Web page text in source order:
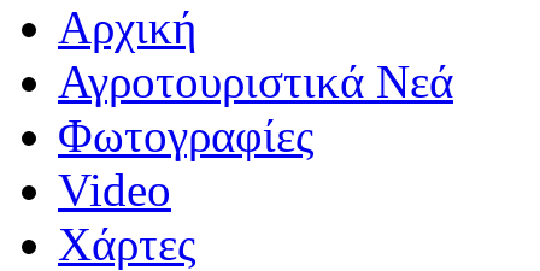
Αρχική
Αγροτουριστικά Νεά
Φωτογραφίες
Video
Χάρτες